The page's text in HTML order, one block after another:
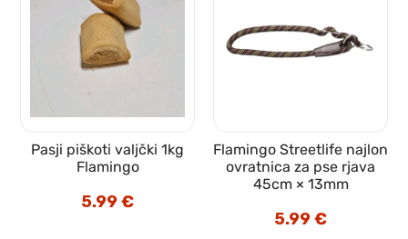
Pasji piškoti valjčki 1kg
Flamingo
5.99€
Flamingo Streetlife najlon
ovratnica za pse rjava
45cm × 13mm
5.99€